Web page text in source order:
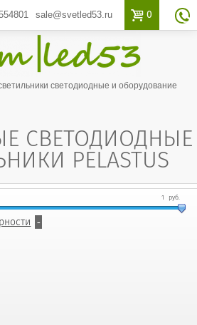
sale@svetled53.ru  0 
светодиодные и оборудование
СВЕТОДИОДНЫЕ
PELASTUS
1 руб.